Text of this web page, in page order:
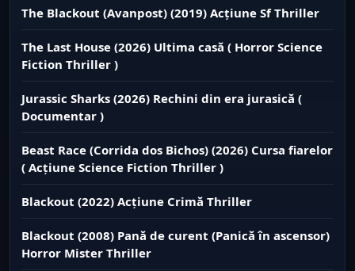
The Blackout (Avanpost) (2019) Acțiune Sf Thriller
The Last House (2026) Ultima casă ( Horror Science
Fiction Thriller )
Jurassic Sharks (2026) Rechini din era jurasică (
Documentar )
Beast Race (Corrida dos Bichos) (2026) Cursa fiarelor
( Acțiune Science Fiction Thriller )
Blackout (2022) Acțiune Crimă Thriller
Blackout (2008) Pană de curent (Panică în ascensor)
Horror Mister Thriller